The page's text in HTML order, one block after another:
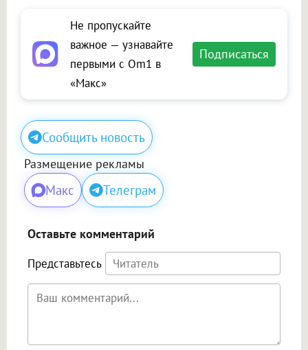
Не пропускайте
важное — узнавайте
первыми с Om1 в
«Макс»
Подписаться
Сообщить новость
Размещение рекламы
Макс Телеграм
Оставьте комментарий
Представьтесь